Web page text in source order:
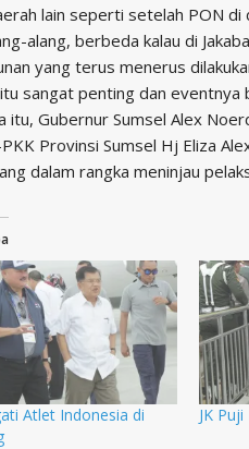
lain seperti setelah PON di
alang, berbeda kalau di
yang terus menerus
sangat penting dan eventnya
itu, Gubernur Sumsel Alex
Provinsi Sumsel Hj Eliza
dalam rangka meninjau
Atlet Indonesia di
JK Puji